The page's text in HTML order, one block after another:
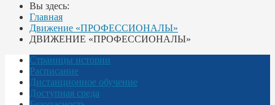
Вы здесь:
Главная
Движение «ПРОФЕССИОНАЛЫ»
ДВИЖЕНИЕ «ПРОФЕССИОНАЛЫ»
Страницы истории
Расписание
Дистанционное обучение
Доступная среда